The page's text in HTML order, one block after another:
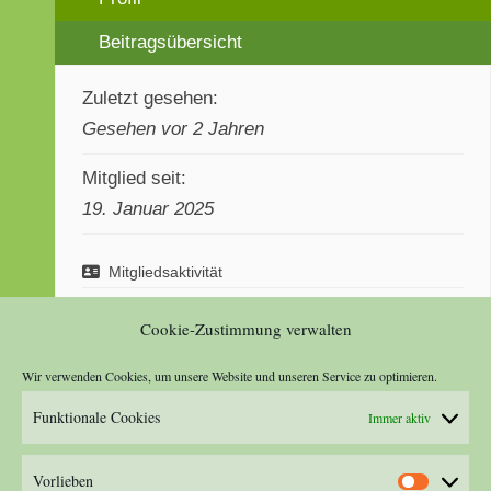
Cookie-Zustimmung verwalten
Wir verwenden Cookies, um unsere Website und unseren Service zu optimieren.
Funktionale Cookies Immer aktiv
Vorlieben
Beitragsübersicht
Zuletzt gesehen:
Gesehen vor 2 Jahren
Mitglied seit:
19. Januar 2025
Mitgliedsaktivität
0 Erhaltene "Gefällt mir"